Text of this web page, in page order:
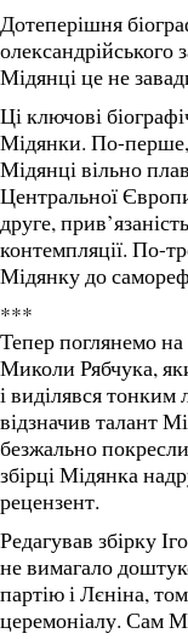
Дотеперішня
олександрійського
Мідянці це не
Ці ключові
Мідянки. По-перше,
Мідянці вільно
Центральної
друге,
контемпляції. По-
Мідянку до
***
Тепер поглянемо
Миколи Рябчука,
і виділявся
відзначив талант
безжально
збірці Мідянка
рецензент.
Редагував збірку
не вимагало
партію і Лєніна,
церемоніалу. Сам